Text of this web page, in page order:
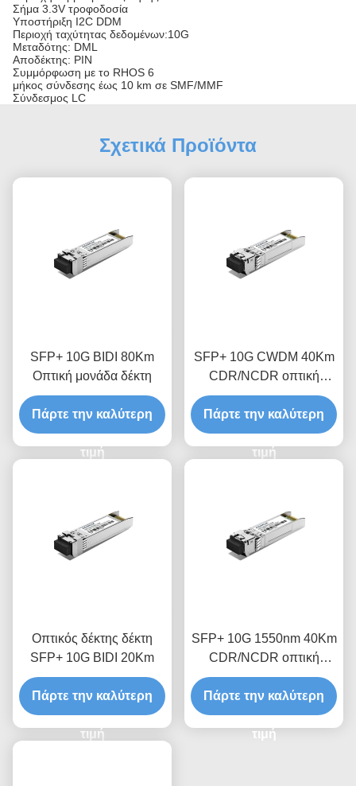
Σήμα 3.3V τροφοδοσία
Υποστήριξη I2C DDM
Περιοχή ταχύτητας δεδομένων:10G
Μεταδότης: DML
Αποδέκτης: PIN
Συμμόρφωση με το RHOS 6
μήκος σύνδεσης έως 10 km σε SMF/MMF
Σύνδεσμος LC
Σχετικά Προϊόντα
SFP+ 10G BIDI 80Km
Οπτική μονάδα δέκτη
Πάρτε την καλύτερη
τιμή
SFP+ 10G CWDM 40Km
CDR/NCDR οπτική
μονάδα δέκτη
Πάρτε την καλύτερη
τιμή
Οπτικός δέκτης δέκτη
SFP+ 10G BIDI 20Km
Πάρτε την καλύτερη
τιμή
SFP+ 10G 1550nm 40Km
CDR/NCDR οπτική
μονάδα δέκτη
Πάρτε την καλύτερη
τιμή